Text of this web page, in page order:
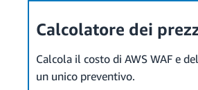
Calcolatore dei
Calcola il costo di AWS WAF e
un unico preventivo.